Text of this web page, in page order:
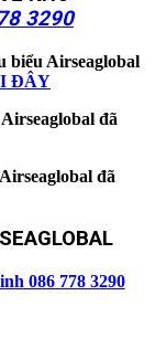
3290
biểu Airseaglobal
ĐÂY
đã
đã
086 778 3290